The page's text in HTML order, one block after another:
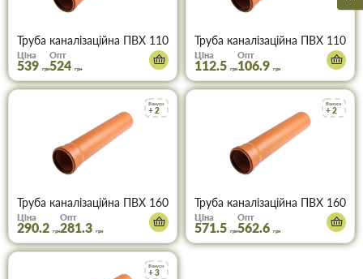
Труба каналізаційна ПВХ 110х3000х3,2 (руда)
Ціна
539 грн
Опт
524 грн
Труба каналізаційна ПВХ
Ціна
112.5 грн
Опт
106.9 грн
Бонуси
+ 2
Труба каналізаційна ПВХ 160х1000х3,2 (руда)
Ціна
290.2 грн
Опт
281.3 грн
Бонуси
+ 2
Труба каналізаційна ПВХ
Ціна
571.5 грн
Опт
562.6 грн
Бонуси
+ 3